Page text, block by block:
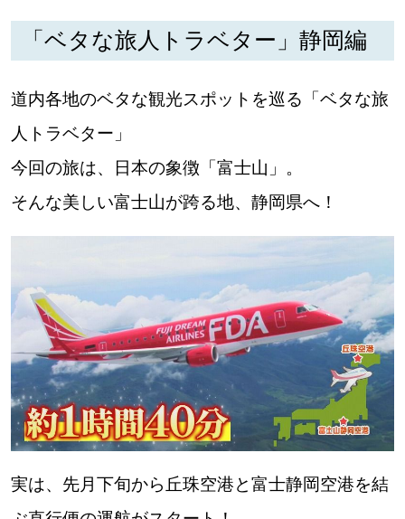
道央
KEYWORD キーワード
Sitakke編集部あい
【いろんな価値観や生き方に触れたい】
【暮らしの知恵を身につけたい】
【まったり楽しみたい】 札幌市
【札幌のお気に入りを見つけたい】
【道央のお気に入りを見つけたい】
【道北のお気に入りを見つけたい】
「ベタな旅人トラベター」静岡編
道内各地のベタな観光スポットを巡る「ベタな旅
人トラベター」
今回の旅は、日本の象徴「富士山」。
そんな美しい富士山が跨る地、静岡県へ！
実は、先月下旬から丘珠空港と富士静岡空港を結